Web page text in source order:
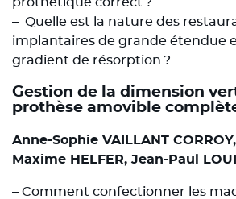
– Quelle est la nature des
implantaires de grande étendue
gradient de résorption ?
Gestion de la dimension
prothèse amovible
Anne-Sophie VAILLANT
Maxime HELFER, Jean-Paul
– Comment confectionner les